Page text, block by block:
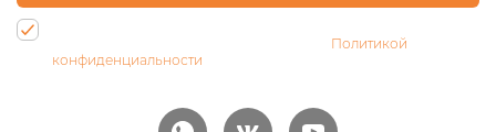
Политикой
конфиденциальности